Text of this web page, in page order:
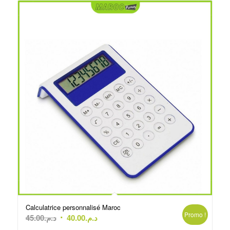
Calculatrice personnalisé Maroc
د.م.45.00
Le
د.م.40.00
Le
Promo !